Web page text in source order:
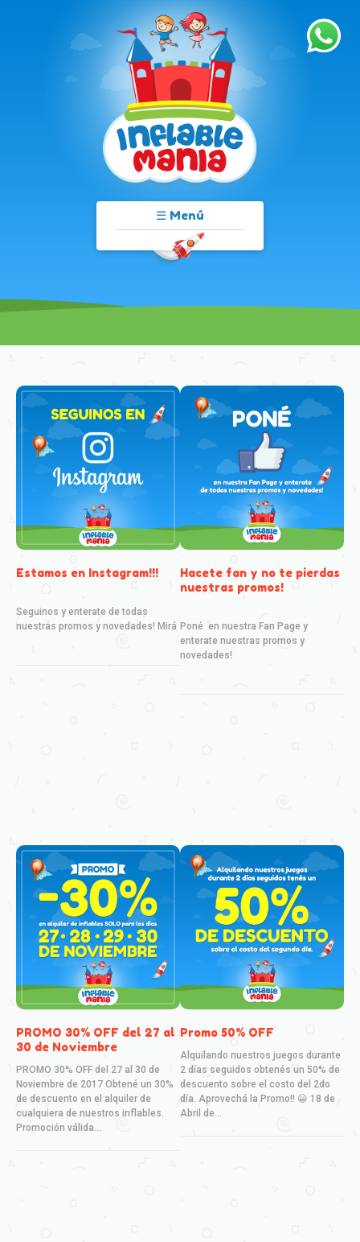
☰ Menú
Estamos en Instagram!!!
Seguinos y enterate de todas
nuestras promos y novedades! Mirá
Hacete fan y no te pierdas
nuestras promos!
Poné en nuestra Fan Page y
enterate nuestras promos y
novedades!
PROMO 30% OFF del 27 al
30 de Noviembre
PROMO 30% OFF del 27 al 30 de
Noviembre de 2017 Obtené un 30%
de descuento en el alquiler de
cualquiera de nuestros inflables.
Promoción válida...
Promo 50% OFF
Alquilando nuestros juegos durante
2 días seguidos obtenés un 50% de
descuento sobre el costo del 2do
día. Aprovechá la Promo!! 😀 18 de
Abril de...